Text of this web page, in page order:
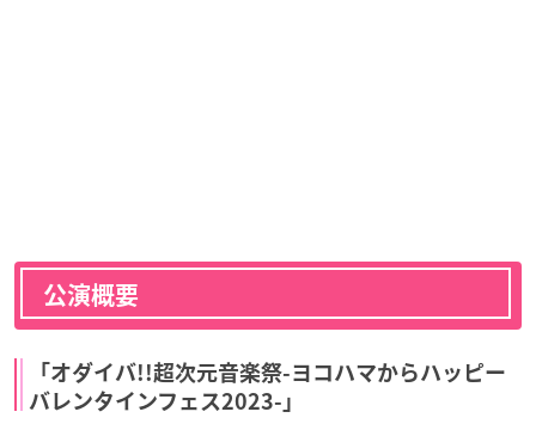
公演概要
「オダイバ!!超次元音楽祭-ヨコハマからハッピー
バレンタインフェス2023-」